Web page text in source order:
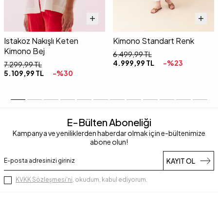
Istakoz Nakışlı Keten
Kimono Bej
7.299,99TL
5.109,99 TL -%30
Kimono Standart Renk
6.499,99TL
4.999,99 TL -%23
E-Bülten Aboneliği
Kampanya ve yeniliklerden haberdar olmak için e-bültenimize
abone olun!
KAYIT OL
KVKK Sözleşmesi'ni , okudum, kabul ediyorum.